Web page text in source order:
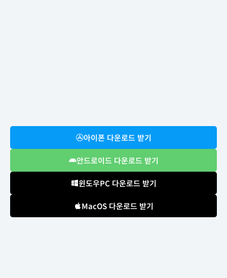
아이폰 다운로드 받기
안드로이드 다운로드 받기
윈도우PC 다운로드 받기
MacOS 다운로드 받기